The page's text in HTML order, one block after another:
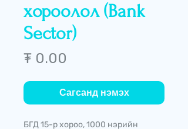
хороолол (Bank
Sector)
₮ 0.00
Сагсанд нэмэх
БГД 15-р хороо, 1000 нэрийн